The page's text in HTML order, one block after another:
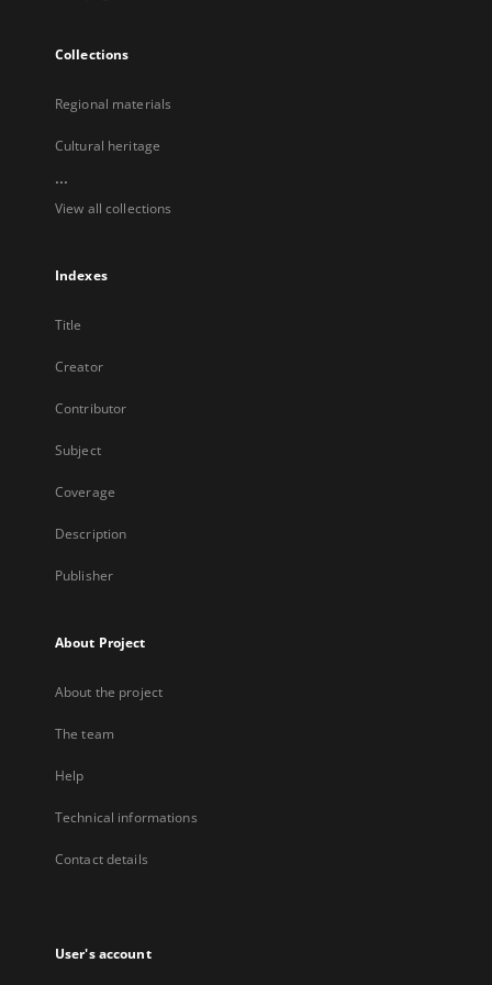
Collections
Regional materials
Cultural heritage
...
View all collections
Indexes
Title
Creator
Contributor
Subject
Coverage
Description
Publisher
About Project
About the project
The team
Help
Technical informations
Contact details
User's account